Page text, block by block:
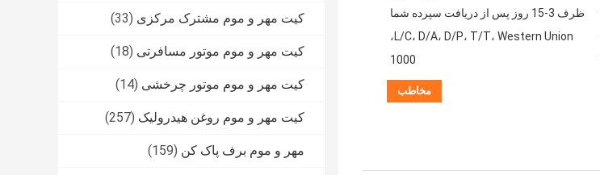
کیت مهر و موم مشترک مرکزی (33)
کیت مهر و موم موتور مسافرتی (18)
کیت مهر و موم موتور چرخشی (14)
کیت مهر و موم روغن هیدرولیک (257)
مهر و موم برف پاک کن (159)
ظرف 3-15 روز پس از دریافت سپرده شما
L/C، D/A، D/P، T/T، Western Union،
1000
مخاطب